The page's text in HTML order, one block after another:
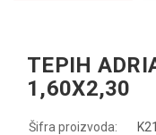
TEPIH
1,60X2,30
Šifra proizvoda: